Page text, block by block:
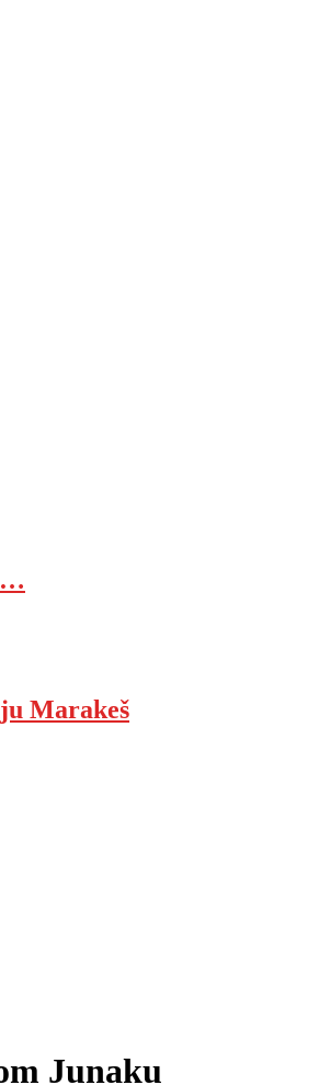
Marakeš
Junaku